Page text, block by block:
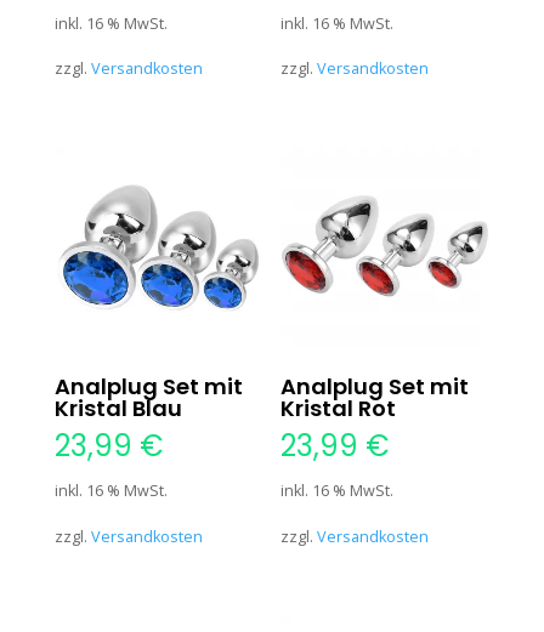
inkl. 16 % MwSt.
zzgl. Versandkosten
inkl. 16 % MwSt.
zzgl.Versandkosten
Analplug Set mit
Kristal Blau
23,99 €
inkl. 16 % MwSt.
zzgl. Versandkosten
Analplug Set mit
Kristal Rot
23,99 €
inkl. 16 % MwSt.
zzgl.Versandkosten